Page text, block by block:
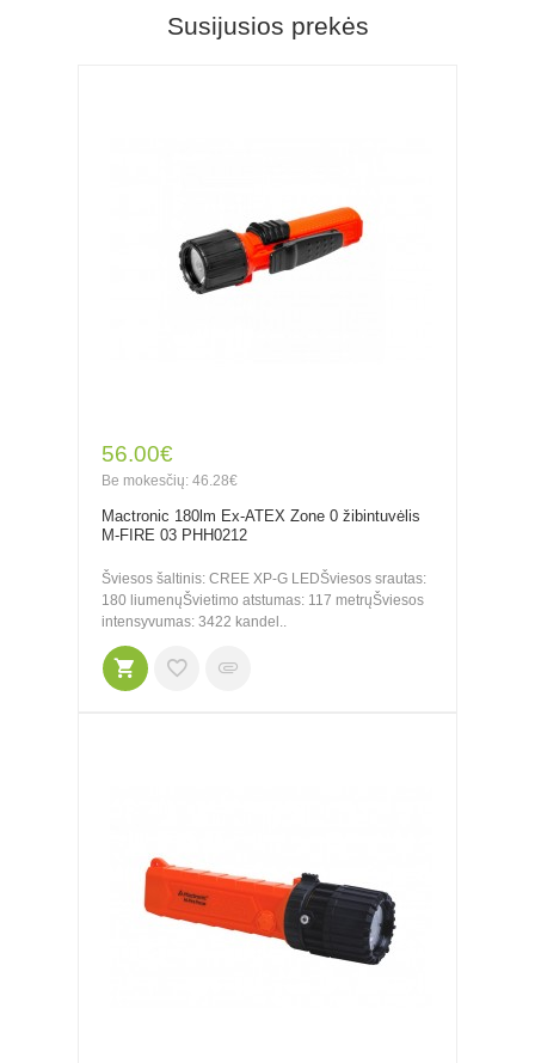
Susijusios prekės
56.00€
Be mokesčių: 46.28€
Mactronic 180lm Ex-ATEX Zone 0 žibintuvėlis
M-FIRE 03 PHH0212
Šviesos šaltinis: CREE XP-G LEDŠviesos srautas:
180 liumenųŠvietimo atstumas: 117 metrųŠviesos
intensyvumas: 3422 kandel..